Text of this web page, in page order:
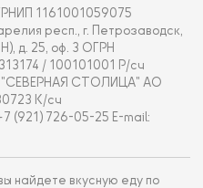
1161001059075
респ., г. Петрозаводск,
д. 25, оф. 3 ОГРН
/ 100101001 Р/сч
"СЕВЕРНАЯ СТОЛИЦА" АО
К/сч
(921) 726-05-25 E-mail:
найдете вкусную еду по